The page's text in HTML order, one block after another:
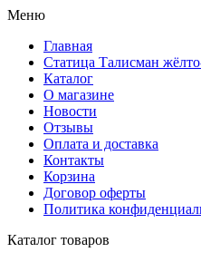
Меню
Главная
Статица Талисман
Каталог
О магазине
Новости
Отзывы
Оплата и доставка
Контакты
Корзина
Договор оферты
Политика
Каталог товаров